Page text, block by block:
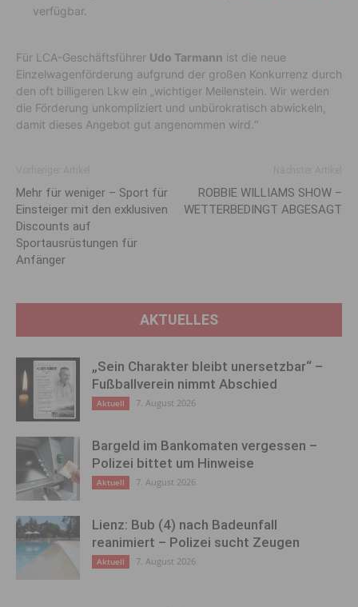
verfügbar.
Für LCA-Geschäftsführer Udo Tarmann ist die neue
Einzelwagenförderung aufgrund der großen Konkurrenz durch
den oft billigeren Lkw ein „wichtiger Meilenstein. Wir werden
die Förderung unkompliziert und unbürokratisch abwickeln,
damit dieses Angebot gut angenommen wird.“
Mehr für weniger – Sport für
Einsteiger mit den exklusiven
Discounts auf
Sportausrüstungen für
Anfänger
ROBBIE WILLIAMS SHOW –
WETTERBEDINGT ABGESAGT
AKTUELLES
„Sein Charakter bleibt unersetzbar“ –
Fußballverein nimmt Abschied
Aktuell 7. August 2026
Bargeld im Bankomaten vergessen –
Polizei bittet um Hinweise
Aktuell 7. August 2026
Lienz: Bub (4) nach Badeunfall
reanimiert – Polizei sucht Zeugen
Aktuell 7. August 2026